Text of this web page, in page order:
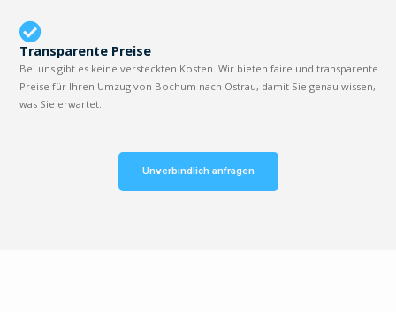
Transparente Preise
Bei uns gibt es keine versteckten Kosten. Wir bieten faire und transparente
Preise für Ihren Umzug von Bochum nach Ostrau, damit Sie genau wissen,
was Sie erwartet.
Unverbindlich anfragen